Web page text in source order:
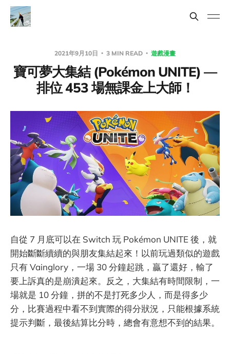
2021年9月10日 3 MIN READ 遊戲漫畫
寶可夢大集結 (Pokémon UNITE) —
排位 453 場無課金上大師！
自從 7 月底可以在 Switch 玩 Pokémon UNITE 後，就
開始斷斷續續的與朋友集結起來！以前玩過類似的遊戲
只有 Vainglory，一場 30 分鐘起跳，贏了還好，輸了
要上訴真的是崩潰起來。反之，大集結有時間限制，一
場就是 10 分鐘，拼的不是打死多少人，而是得多少
分，比賽過程中看不到實際的得分狀況，只能根據系統
提示判斷，最後結算比分時，總會有意想不到的結果。